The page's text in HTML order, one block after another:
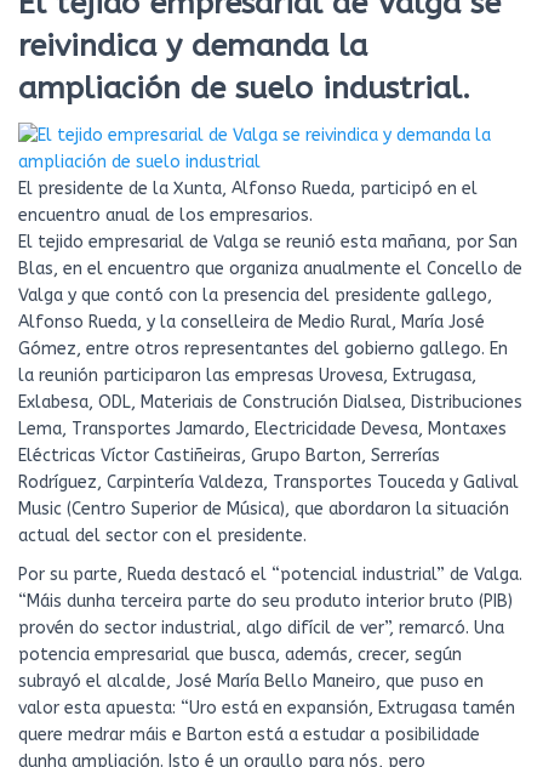
reivindica y demanda la
ampliación de suelo industrial.
El presidente de la Xunta, Alfonso Rueda, participó en el
encuentro anual de los empresarios.
El tejido empresarial de Valga se reunió esta mañana, por San
Blas, en el encuentro que organiza anualmente el Concello de
Valga y que contó con la presencia del presidente gallego,
Alfonso Rueda, y la conselleira de Medio Rural, María José
Gómez, entre otros representantes del gobierno gallego. En
la reunión participaron las empresas Urovesa, Extrugasa,
Exlabesa, ODL, Materiais de Construción Dialsea, Distribuciones
Lema, Transportes Jamardo, Electricidade Devesa, Montaxes
Eléctricas Víctor Castiñeiras, Grupo Barton, Serrerías
Rodríguez, Carpintería Valdeza, Transportes Touceda y Galival
Music (Centro Superior de Música), que abordaron la situación
actual del sector con el presidente.
Por su parte, Rueda destacó el “potencial industrial” de Valga.
“Máis dunha terceira parte do seu produto interior bruto (PIB)
provén do sector industrial, algo difícil de ver”, remarcó. Una
potencia empresarial que busca, además, crecer, según
subrayó el alcalde, José María Bello Maneiro, que puso en
valor esta apuesta: “Uro está en expansión, Extrugasa tamén
quere medrar máis e Barton está a estudar a posibilidade
dunha ampliación. Isto é un orgullo para nós, pero